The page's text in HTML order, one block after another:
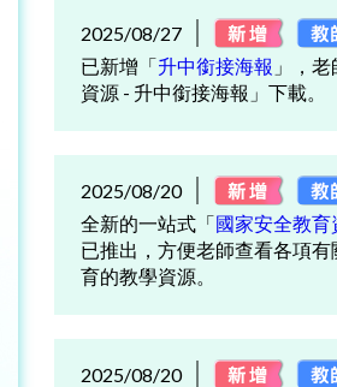
2025/08/27
已新增「升中銜接海報 」，
資源 - 升中銜接海報」下載。
2025/08/20
全新的一站式「國家安全教育
已推出，方便老師查看各項有
育的教學資源。
2025/08/20